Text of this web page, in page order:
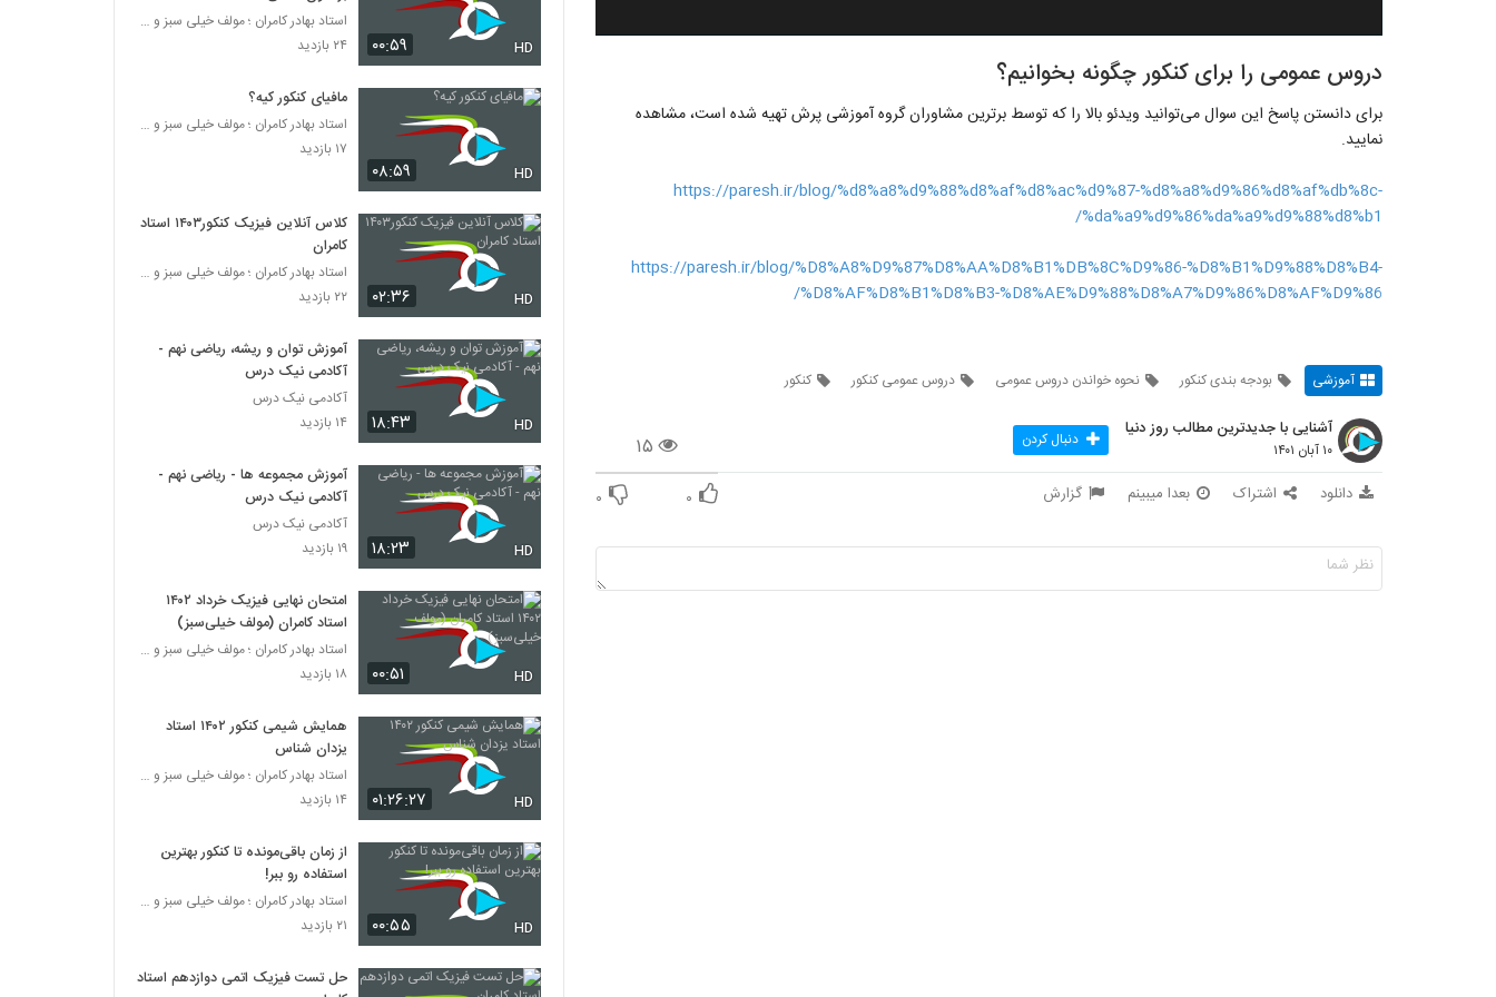
دروس عمومی را برای کنکور چگونه بخوانیم؟
برای دانستن پاسخ این سوال می‌توانید ویدئو بالا را که توسط برترین مشاوران گروه آموزشی پرش تهیه شده است، مشاهده
نمایید.
https://paresh.ir/blog/%d8%a8%d9%88%d8%af%d8%ac%d9%87-%d8%a8%d9%86%d8%af%db%8c-
%da%a9%d9%86%da%a9%d9%88%d8%b1/
https://paresh.ir/blog/%D8%A8%D9%87%D8%AA%D8%B1%DB%8C%D9%86-%D8%B1%D9%88%D8%B4-
%D8%AF%D8%B1%D8%B3-%D8%AE%D9%88%D8%A7%D9%86%D8%AF%D9%86/
آموزشی بودجه بندی کنکور نحوه خواندن دروس عمومی دروس عمومی کنکور کنکور
۱۵
آشنایی با جدیدترین مطالب روز دنیا
۱۰ آبان ۱۴۰۱ دنبال کردن
دانلود اشتراک بعدا میبینم گزارش ۰ ۰
۰۰:۵۹ HD
استاد بهادر کامران ؛ مولف خیلی سبز و طراح قلم چی
۲۴ بازدید
۰۸:۵۹ HD
مافیای کنکور کیه؟
استاد بهادر کامران ؛ مولف خیلی سبز و طراح قلم چی
۱۷ بازدید
۰۲:۳۶ HD
کلاس آنلاین فیزیک کنکور۱۴۰۳ استاد
کامران
استاد بهادر کامران ؛ مولف خیلی سبز و طراح قلم چی
۲۲ بازدید
۱۸:۴۳ HD
آموزش توان و ریشه، ریاضی نهم -
آکادمی نیک درس
آکادمی نیک درس
۱۴ بازدید
۱۸:۲۳ HD
آموزش مجموعه ها - ریاضی نهم -
آکادمی نیک درس
آکادمی نیک درس
۱۹ بازدید
۰۰:۵۱ HD
امتحان نهایی فیزیک خرداد ۱۴۰۲
استاد کامران (مولف خیلی‌سبز)
استاد بهادر کامران ؛ مولف خیلی سبز و طراح قلم چی
۱۸ بازدید
۰۱:۲۶:۲۷ HD
همایش شیمی کنکور ۱۴۰۲ استاد
یزدان شناس
استاد بهادر کامران ؛ مولف خیلی سبز و طراح قلم چی
۱۴ بازدید
۰۰:۵۵ HD
از زمان باقی‌مونده تا کنکور بهترین
استفاده رو ببر!
استاد بهادر کامران ؛ مولف خیلی سبز و طراح قلم چی
۲۱ بازدید
حل تست فیزیک اتمی دوازدهم استاد